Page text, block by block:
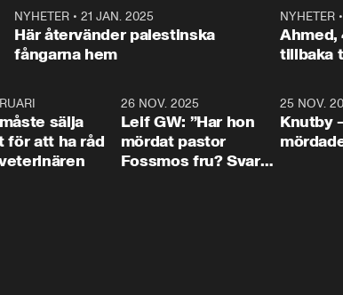
NYHETER •21 JAN. 2025
Här återvänder palestinska
fångarna hem
NYHETER•
Ahmed,
tillbaka
sälja
för att ha råd
26 NOV. 2025
Leif GW: ”Har hon
mördat pastor
Fossmos fru? Svar
25 NOV.
Knutby